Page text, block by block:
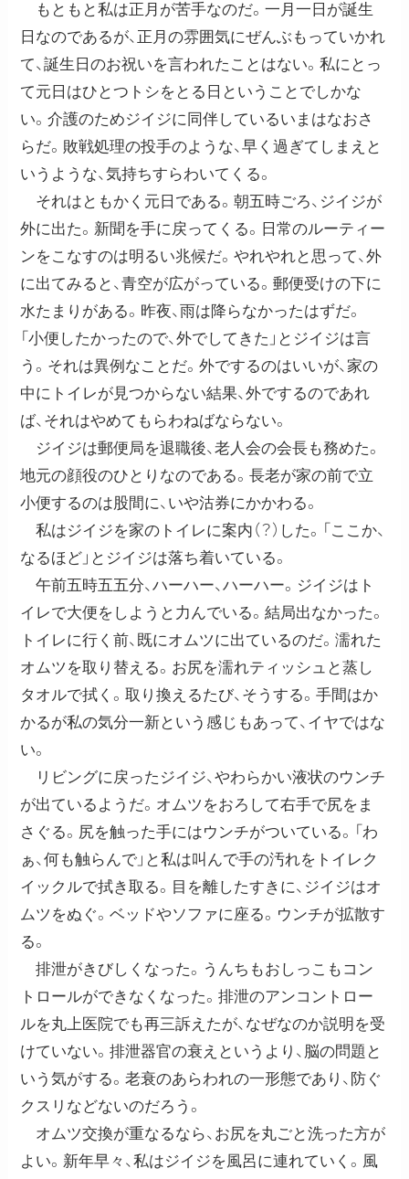
もともと私は正月が苦手なのだ。一月一日が誕生
日なのであるが、正月の雰囲気にぜんぶもっていかれ
て、誕生日のお祝いを言われたことはない。私にとっ
て元日はひとつトシをとる日ということでしかな
い。介護のためジイジに同伴しているいまはなおさ
らだ。敗戦処理の投手のような、早く過ぎてしまえと
いうような、気持ちすらわいてくる。
それはともかく元日である。朝五時ごろ、ジイジが
外に出た。新聞を手に戻ってくる。日常のルーティー
ンをこなすのは明るい兆候だ。やれやれと思って、外
に出てみると、青空が広がっている。郵便受けの下に
水たまりがある。昨夜、雨は降らなかったはずだ。
「小便したかったので、外でしてきた」とジイジは言
う。それは異例なことだ。外でするのはいいが、家の
中にトイレが見つからない結果、外でするのであれ
ば、それはやめてもらわねばならない。
ジイジは郵便局を退職後、老人会の会長も務めた。
地元の顔役のひとりなのである。長老が家の前で立
小便するのは股間に、いや沽券にかかわる。
私はジイジを家のトイレに案内（？）した。「ここか、
なるほど」とジイジは落ち着いている。
午前五時五五分、ハーハー、ハーハー。ジイジはト
イレで大便をしようと力んでいる。結局出なかった。
トイレに行く前、既にオムツに出ているのだ。濡れた
オムツを取り替える。お尻を濡れティッシュと蒸し
タオルで拭く。取り換えるたび、そうする。手間はか
かるが私の気分一新という感じもあって、イヤではな
い。
リビングに戻ったジイジ、やわらかい液状のウンチ
が出ているようだ。オムツをおろして右手で尻をま
さぐる。尻を触った手にはウンチがついている。「わ
ぁ、何も触らんで」と私は叫んで手の汚れをトイレク
イックルで拭き取る。目を離したすきに、ジイジはオ
ムツをぬぐ。ベッドやソファに座る。ウンチが拡散す
る。
排泄がきびしくなった。うんちもおしっこもコン
トロールができなくなった。排泄のアンコントロー
ルを丸上医院でも再三訴えたが、なぜなのか説明を受
けていない。排泄器官の衰えというより、脳の問題と
いう気がする。老衰のあらわれの一形態であり、防ぐ
クスリなどないのだろう。
オムツ交換が重なるなら、お尻を丸ごと洗った方が
よい。新年早々、私はジイジを風呂に連れていく。風